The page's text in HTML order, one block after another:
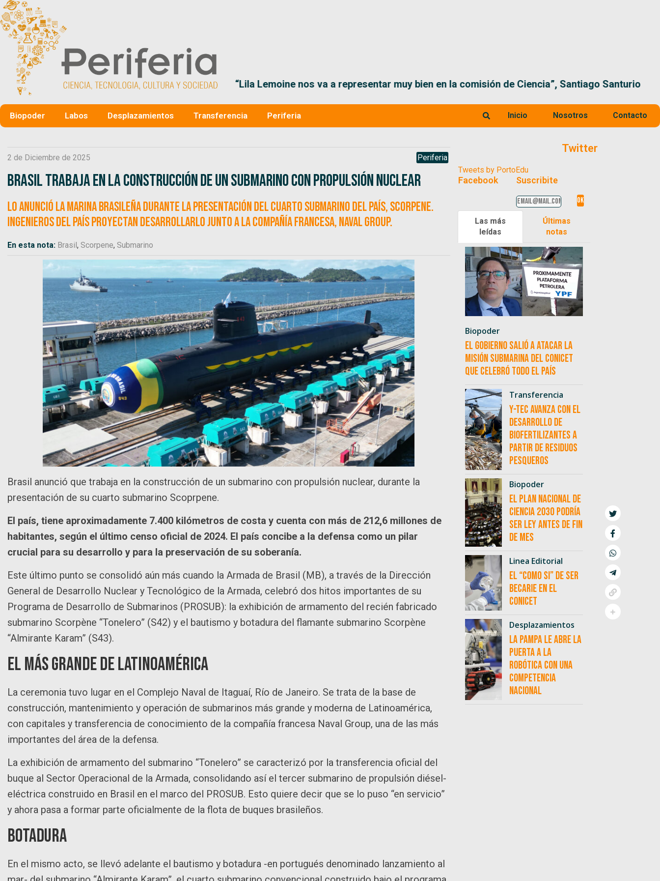
“Lila Lemoine nos va a representar muy bien en la comisión de Ciencia”, Santiago Santurio
Biopoder Labos Desplazamientos Transferencia Periferia Inicio Nosotros Contacto
2 de Diciembre de 2025 Periferia
Brasil trabaja en la construcción de un submarino con propulsión nuclear
Lo anunció la Marina brasileña durante la presentación del cuarto submarino del país, Scorpene.
Ingenieros del país proyectan desarrollarlo junto a la compañía francesa, Naval Group.
En esta nota: Brasil, Scorpene, Submarino
Brasil anunció que trabaja en la construcción de un submarino con propulsión nuclear, durante la
presentación de su cuarto submarino Scoprpene.
El país, tiene aproximadamente 7.400 kilómetros de costa y cuenta con más de 212,6 millones de
habitantes, según el último censo oficial de 2024. El país concibe a la defensa como un pilar
crucial para su desarrollo y para la preservación de su soberanía.
Este último punto se consolidó aún más cuando la Armada de Brasil (MB), a través de la Dirección
General de Desarrollo Nuclear y Tecnológico de la Armada, celebró dos hitos importantes de su
Programa de Desarrollo de Submarinos (PROSUB): la exhibición de armamento del recién fabricado
submarino Scorpène “Tonelero” (S42) y el bautismo y botadura del flamante submarino Scorpène
“Almirante Karam” (S43).
El más grande de Latinoamérica
La ceremonia tuvo lugar en el Complejo Naval de Itaguaí, Río de Janeiro. Se trata de la base de
construcción, mantenimiento y operación de submarinos más grande y moderna de Latinoamérica,
con capitales y transferencia de conocimiento de la compañía francesa Naval Group, una de las más
importantes del área de la defensa.
La exhibición de armamento del submarino “Tonelero” se caracterizó por la transferencia oficial del
buque al Sector Operacional de la Armada, consolidando así el tercer submarino de propulsión diésel-
eléctrica construido en Brasil en el marco del PROSUB. Esto quiere decir que se lo puso “en servicio”
y ahora pasa a formar parte oficialmente de la flota de buques brasileños.
Botadura
En el mismo acto, se llevó adelante el bautismo y botadura -en portugués denominado lanzamiento al
Twitter
Tweets by PortoEdu
Facebook Suscribite
Las más
leídas
Últimas
notas
Biopoder
El Gobierno salió a atacar la
misión submarina del CONICET
que celebró todo el país
Transferencia
Y-TEC avanza con el
desarrollo de
biofertilizantes a
partir de residuos
pesqueros
Biopoder
El Plan Nacional de
Ciencia 2030 podría
ser ley antes de fin
de mes
Linea Editorial
El “como si” de ser
becarie en el
CONICET
Desplazamientos
La Pampa le abre la
puerta a la
robótica con una
competencia
nacional